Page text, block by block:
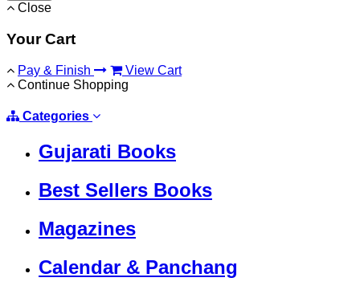
Close
Your Cart
Pay & Finish
View Cart
Continue Shopping
Categories
Gujarati Books
Best Sellers Books
Magazines
Calendar & Panchang